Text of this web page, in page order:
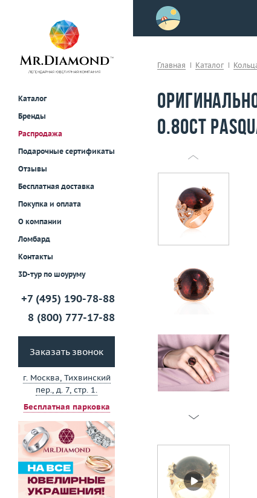
Каталог
Бренды
Распродажа
Подарочные сертификаты
Отзывы
Бесплатная доставка
Покупка и оплата
О компании
Ломбард
Контакты
3D-тур по шоуруму
+7 (495) 190-78-88
8 (800) 777-17-88
Заказать звонок
г. Москва, Тихвинский
пер., д. 7, стр. 1.
Бесплатная парковка
примерки!
Главная Каталог
0.80ct